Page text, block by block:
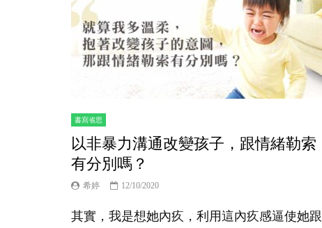
書寫省思
以非暴力溝通改變孩子，跟情緒勒索
有分別嗎？
希婷 12/10/2020
其實，我是想她內疚，利用這內疚感逼使她跟